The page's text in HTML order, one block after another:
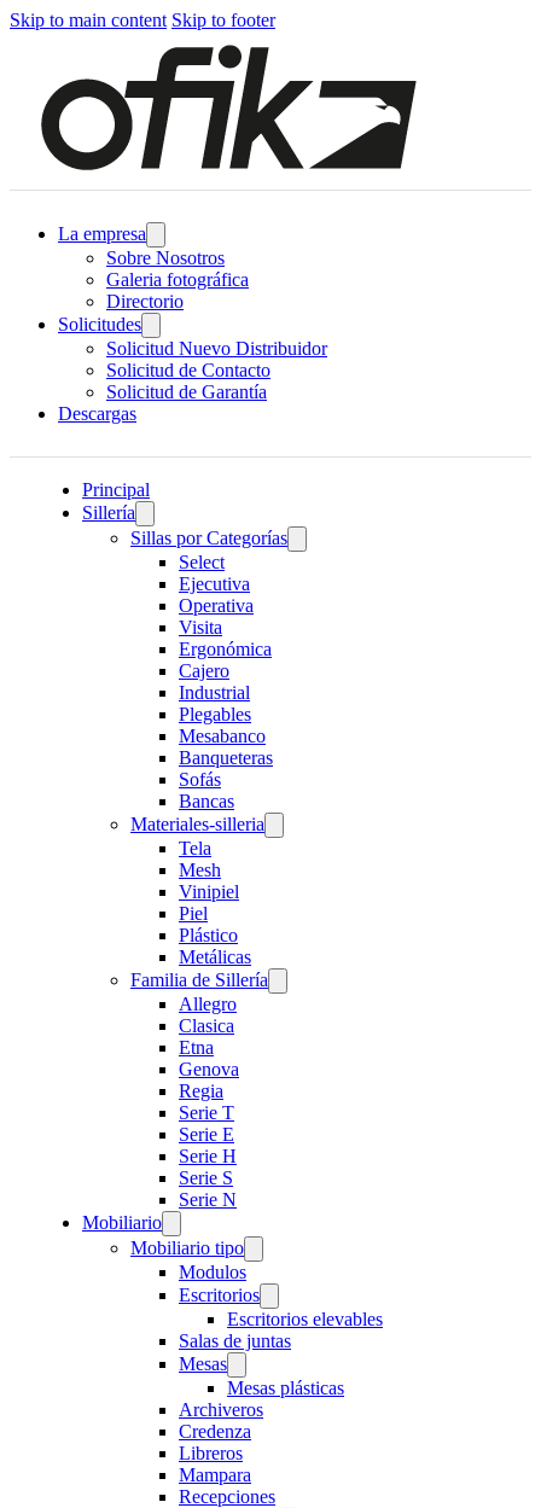
Skip to main content Skip to footer
La empresa
Sobre Nosotros
Galeria fotográfica
Directorio
Solicitudes
Solicitud Nuevo Distribuidor
Solicitud de Contacto
Solicitud de Garantía
Descargas
Principal
Sillería
Sillas por Categorías
Select
Ejecutiva
Operativa
Visita
Ergonómica
Cajero
Industrial
Plegables
Mesabanco
Banqueteras
Sofás
Bancas
Materiales-silleria
Tela
Mesh
Vinipiel
Piel
Plástico
Metálicas
Familia de Sillería
Allegro
Clasica
Etna
Genova
Regia
Serie T
Serie E
Serie H
Serie S
Serie N
Mobiliario
Mobiliario tipo
Modulos
Escritorios
Escritorios elevables
Salas de juntas
Mesas
Mesas plásticas
Archiveros
Credenza
Libreros
Mampara
Recepciones